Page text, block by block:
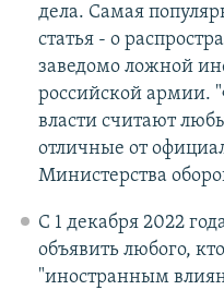
дела. Самая
статья - о
заведомо ложной
российской армии.
власти считают
отличные от
Министерства
С 1 декабря 2022
объявить любого,
"иностранным